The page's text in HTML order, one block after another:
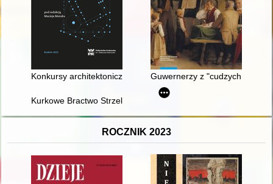
Konkursy architektoniczne i urbanistyczne jako narzędzie
Guwernerzy z "cudzych
Kurkowe Bractwo Strzeleckie w Koźminie Wlkp. : 1691/1997/
ROCZNIK 2023